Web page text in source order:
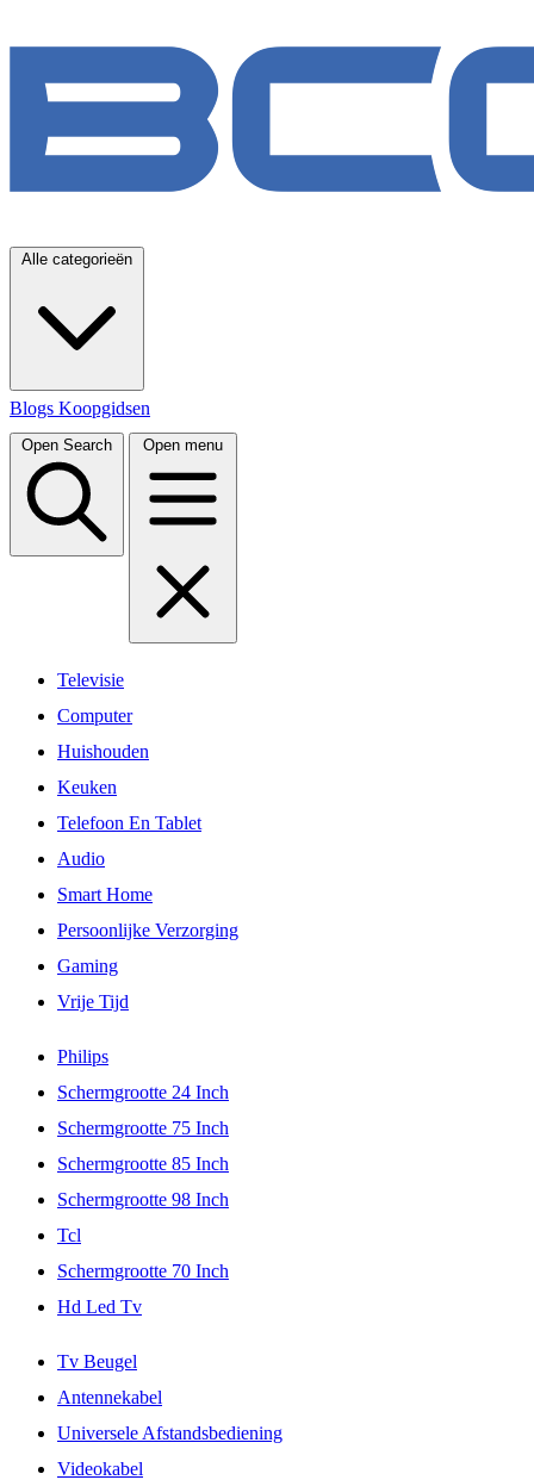
Alle categorieën
Blogs Koopgidsen
Open Search Open menu
Televisie
Computer
Huishouden
Keuken
Telefoon En Tablet
Audio
Smart Home
Persoonlijke Verzorging
Gaming
Vrije Tijd
Philips
Schermgrootte 24 Inch
Schermgrootte 75 Inch
Schermgrootte 85 Inch
Schermgrootte 98 Inch
Tcl
Schermgrootte 70 Inch
Hd Led Tv
Tv Beugel
Antennekabel
Universele Afstandsbediening
Videokabel